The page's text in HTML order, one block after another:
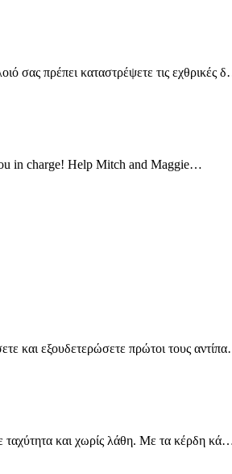
σας πρέπει καταστρέψετε τις εχθρικές
in charge! Help Mitch and Maggie…
και εξουδετερώσετε πρώτοι τους
ταχύτητα και χωρίς λάθη. Με τα κέρδη